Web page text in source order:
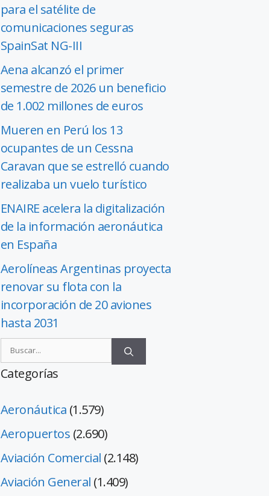
para el satélite de
comunicaciones seguras
SpainSat NG-III
Aena alcanzó el primer
semestre de 2026 un beneficio
de 1.002 millones de euros
Mueren en Perú los 13
ocupantes de un Cessna
Caravan que se estrelló cuando
realizaba un vuelo turístico
ENAIRE acelera la digitalización
de la información aeronáutica
en España
Aerolíneas Argentinas proyecta
renovar su flota con la
incorporación de 20 aviones
hasta 2031
Categorías
Aeronáutica (1.579)
Aeropuertos (2.690)
Aviación Comercial (2.148)
Aviación General (1.409)